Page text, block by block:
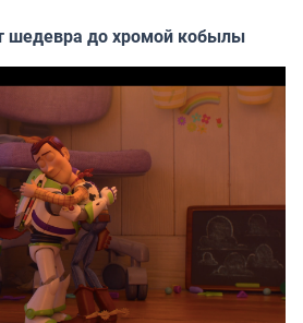
шедевра до хромой кобылы